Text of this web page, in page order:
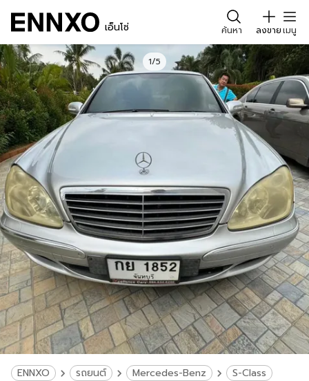
เอ็นโซ่ ค้นหา ลงขายเมนู
1/5
ENNXO รถยนต์ Mercedes-Benz S-Class